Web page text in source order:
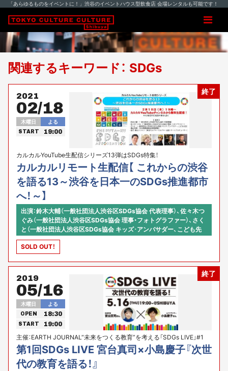
「あらゆるものをイベントに！」渋谷のイベントハウス型飲食店 会場レンタルも可能です！
関連するキーワード： SDGs
終了
2021
02/18
木曜日 よる
START 19:00
カルカルYouTube生配信シリーズ13弾はSDGs特集！
カルカルリモート生配信【 これからの渋谷
を語る13～渋谷を日本一のSDGs推進都市
へ！～】
出演：鈴木大輔（一般社団法人渋谷区SDGs協会 代表理事）、佐々木つ
ぐみ（一般社団法人渋谷区SDGs協会 理事・フォトグラファー）、さく
と（一般社団法人渋谷区SDGs協会 キッズ･アンバサダー、こども先
生）、横山和理（渋谷再開発協会常務理事)、進行：横山シンスケ(東京カ
ルチャーカルチャー店長・チーフP)
SOLD OUT！
終了
2019
05/16
木曜日 よる
OPEN 18:30
START 19:00
主催：EARTH JOURNAL“未来をつくる教育”を考える「SDGs LIVE」#1
第1回SDGs LIVE 宮台真司×小島慶子『次世
代の教育を語る！』